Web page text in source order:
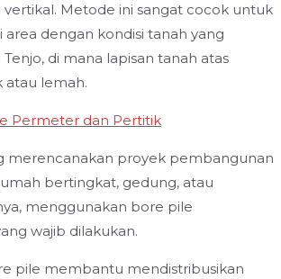
Metode ini sangat cocok untuk
dengan kondisi tanah yang
di mana lapisan tanah atas
atau lemah.
merencanakan proyek pembangunan
bertingkat, gedung, atau
menggunakan bore pile
wajib dilakukan.
pile membantu mendistribusikan